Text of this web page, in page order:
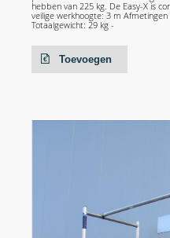
hebben van 225 kg. De Easy-X is
veilige werkhoogte: 3 m Afmetingen
Totaalgewicht: 29 kg -
Toevoegen